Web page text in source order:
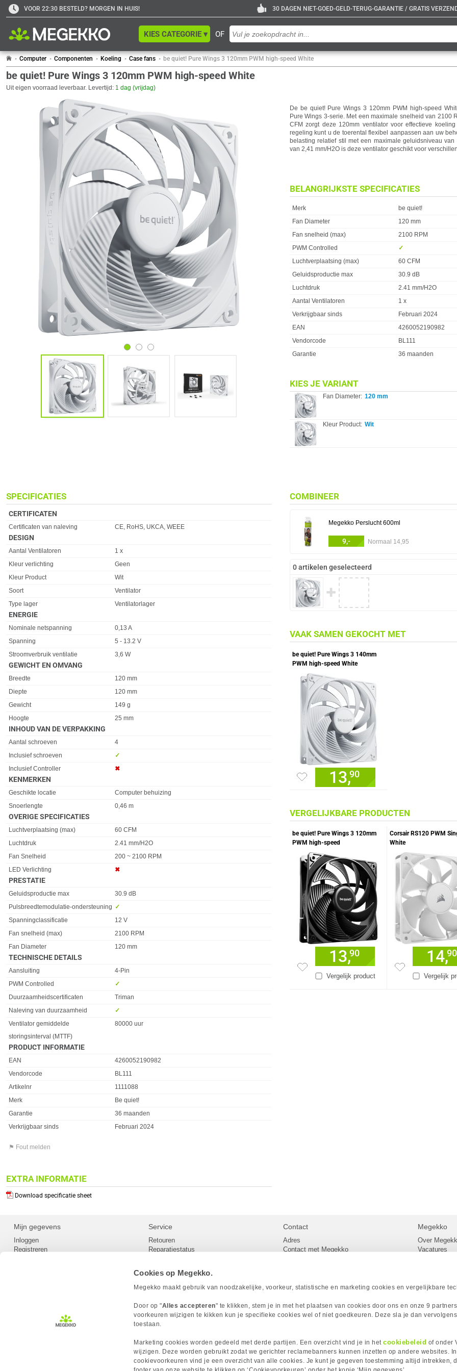
Cookies op Megekko.
Megekko maakt gebruik van noodzakelijke, voorkeur, statistische en marketing cookies en vergelijkbare
Door op "Alles accepteren" te klikken, stem je in met het plaatsen van cookies door ons en onze 9
voorkeuren wijzigen te kikken kun je specifieke cookies wel of niet goedkeuren. Deze sla je dan
toestaan.
Marketing cookies worden gedeeld met derde partijen. Een overzicht vind je in hetcookiebeleid of onder
wijzigen. Deze worden gebruikt zodat we gerichter reclamebanners kunnen inzetten op andere websites.
cookievoorkeuren vind je een overzicht van alle cookies. Je kunt je gegeven toestemming altijd intrekken,
VOOR 22:30 BESTELD? MORGEN IN HUIS! 30 DAGEN NIET-GOED-GELD-TERUG-GARANTIE / GRATIS
OF
KIES CATEGORIE ▾
Computer Componenten Koeling Case fans be quiet! Pure Wings 3 120mm PWM high-speed White
be quiet! Pure Wings 3 120mm PWM high-speed White
Uit eigen voorraad leverbaar. Levertijd: 1 dag (vrijdag)
De be quiet! Pure Wings 3 120mm PWM high-speed
Pure Wings 3-serie. Met een maximale snelheid van 2100
CFM zorgt deze 120mm ventilator voor effectieve
regeling kunt u de toerental flexibel aanpassen aan uw
belasting relatief stil met een maximale geluidsniveau
van 2,41 mm/H2O is deze ventilator geschikt voor
BELANGRIJKSTE SPECIFICATIES
Eigenschap
Merk
be quiet!
Fan Diameter
120 mm
Fan snelheid (max)
2100 RPM
PWM Controlled
✓︎
Luchtverplaatsing (max)
60 CFM
Geluidsproductie max
30.9 dB
Luchtdruk
2.41 mm/H2O
Aantal Ventilatoren
1 x
Verkrijgbaar sinds
Februari 2024
EAN
4260052190982
Vendorcode
BL111
Garantie
36 maanden
KIES JE VARIANT
Fan Diameter: 120 mm
Kleur Product: Wit
SPECIFICATIES
CERTIFICATEN
Eigenschap Waarde
Certificaten van naleving CE, RoHS, UKCA, WEEE
DESIGN
Eigenschap Waarde
Aantal Ventilatoren
1 x
Kleur verlichting
Geen
Kleur Product
Wit
Soort
Ventilator
Type lager
Ventilatorlager
ENERGIE
Eigenschap Waarde
Nominale netspanning
0,13 A
Spanning
5 - 13.2 V
Stroomverbruik ventilatie
3,6 W
GEWICHT EN OMVANG
Eigenschap
Breedte
120 mm
Diepte
120 mm
Gewicht
149 g
Hoogte
25 mm
INHOUD VAN DE VERPAKKING
Eigenschap Waarde
Aantal schroeven
4
Inclusief schroeven
✓︎
Inclusief Controller
✖︎
KENMERKEN
Eigenschap Waarde
Geschikte locatie
Computer behuizing
Snoerlengte
0,46 m
OVERIGE SPECIFICATIES
Eigenschap Waarde
Luchtverplaatsing (max)
60 CFM
Luchtdruk
2.41 mm/H2O
Fan Snelheid
200 ~ 2100 RPM
LED Verlichting
✖︎
PRESTATIE
Eigenschap Waarde
Geluidsproductie max
30.9 dB
Pulsbreedtemodulatie-ondersteuning ✓︎
Spanningclassificatie
12 V
Fan snelheid (max)
2100 RPM
Fan Diameter
120 mm
TECHNISCHE DETAILS
Eigenschap
Aansluiting
4-Pin
PWM Controlled
✓︎
Duurzaamheidscertificaten
Triman
Naleving van duurzaamheid
✓︎
Ventilator gemiddelde
storingsinterval (MTTF)
80000 uur
PRODUCT INFORMATIE
EAN
4260052190982
Vendorcode
BL111
Artikelnr
1111088
Merk
Be quiet!
Garantie
36 maanden
Verkrijgbaar sinds
Februari 2024
⚑ Fout melden
EXTRA INFORMATIE
Download specificatie sheet
COMBINEER
Megekko Perslucht 600ml
9,- Normaal 14,95
0 artikelen geselecteerd
✚
VAAK SAMEN GEKOCHT MET
be quiet! Pure Wings 3 140mm
PWM high-speed White
13,90
VERGELIJKBARE PRODUCTEN
be quiet! Pure Wings 3 120mm
PWM high-speed
Vergelijk product
13,90
Corsair RS120 PWM
White
Vergelijk
14,90
Mijn gegevens
Inloggen
Registreren
Service
Retouren
Reparatiestatus
Herroepingsrecht
Betaalmethoden
Megekko builds
Toegankelijkheid
Contact
Adres
Contact met Megekko
Megekko
Over
Vacatures
Sitemap
Acties
Megekko
Megekko
Megekko